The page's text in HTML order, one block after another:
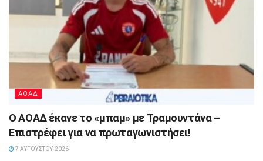
ΑΟΑΔ
Ο ΑΟΑΔ έκανε το «μπαμ» με Τραμουντάνα –
Επιστρέφει για να πρωταγωνιστήσει!
7 ΑΥΓΟΎΣΤΟΥ, 2026